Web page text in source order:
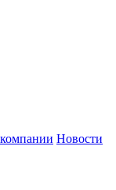
Новости